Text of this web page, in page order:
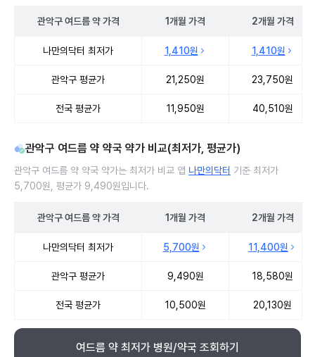
관악구 여드름 약가격 1개월 가격 2개월 가격
나만의닥터 최저가 1,410원 1,410원
관악구 평균가 21,250원 23,750원
전국 평균가 11,950원 40,510원
관악구 여드름 약 약국 약가 비교(최저가, 평균가)
관악구 여드름 약 약국 약가는 최저가 비교 앱 나만의닥터 기준 최저가
5,700원, 평균가 9,490원입니다.
관악구 여드름 약가격 1개월 가격 2개월 가격
나만의닥터 최저가 5,700원 11,400원
관악구 평균가 9,490원 18,580원
전국 평균가 10,500원 20,130원
여드름 약 최저가 병원/약국 조회하기